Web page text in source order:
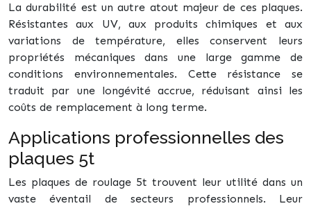
La durabilité est un autre atout majeur de ces plaques.
Résistantes aux UV, aux produits chimiques et aux
variations de température, elles conservent leurs
propriétés mécaniques dans une large gamme de
conditions environnementales. Cette résistance se
traduit par une longévité accrue, réduisant ainsi les
coûts de remplacement à long terme.
Applications professionnelles des
plaques 5t
Les plaques de roulage 5t trouvent leur utilité dans un
vaste éventail de secteurs professionnels. Leur